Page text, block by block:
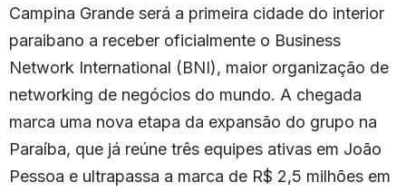
Campina Grande será a primeira cidade do interior
paraibano a receber oficialmente o Business
Network International (BNI), maior organização de
networking de negócios do mundo. A chegada
marca uma nova etapa da expansão do grupo na
Paraíba, que já reúne três equipes ativas em João
Pessoa e ultrapassa a marca de R$ 2,5 milhões em